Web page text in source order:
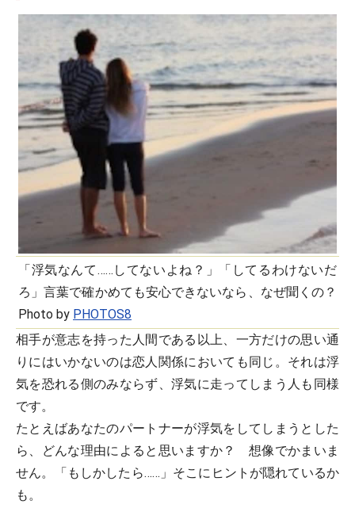
「浮気なんて……してないよね？」「してるわけないだ
ろ」言葉で確かめても安心できないなら、なぜ聞くの？
Photo by PHOTOS8
相手が意志を持った人間である以上、一方だけの思い通
りにはいかないのは恋人関係においても同じ。それは浮
気を恐れる側のみならず、浮気に走ってしまう人も同様
です。
たとえばあなたのパートナーが浮気をしてしまうとした
ら、どんな理由によると思いますか？ 想像でかまいま
せん。「もしかしたら……」そこにヒントが隠れているか
も。